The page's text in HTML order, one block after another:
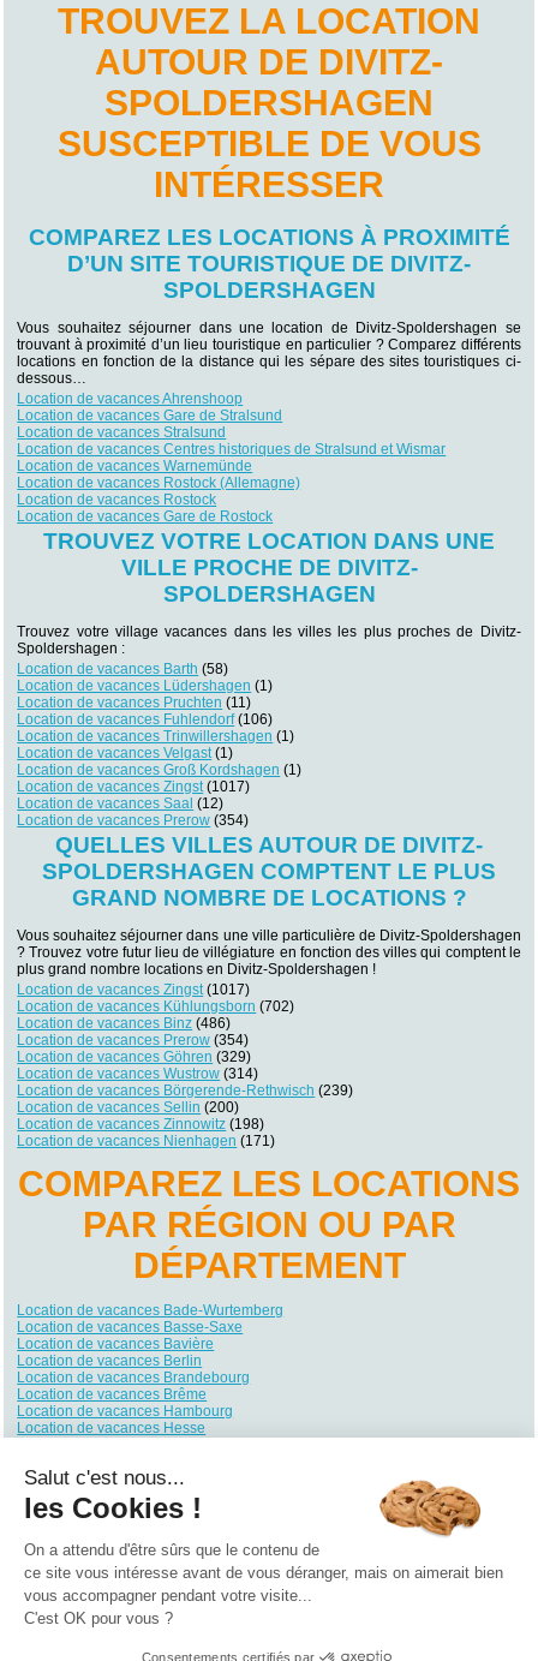
TROUVEZ LA LOCATION
AUTOUR DE DIVITZ-
SPOLDERSHAGEN
SUSCEPTIBLE DE VOUS
INTÉRESSER
COMPAREZ LES LOCATIONS À PROXIMITÉ
D’UN SITE TOURISTIQUE DE DIVITZ-
SPOLDERSHAGEN
Vous souhaitez séjourner dans une location de Divitz-Spoldershagen se
trouvant à proximité d’un lieu touristique en particulier ? Comparez différents
locations en fonction de la distance qui les sépare des sites touristiques ci-
dessous…
Location de vacances Ahrenshoop
Location de vacances Gare de Stralsund
Location de vacances Stralsund
Location de vacances Centres historiques de Stralsund et Wismar
Location de vacances Warnemünde
Location de vacances Rostock (Allemagne)
Location de vacances Rostock
Location de vacances Gare de Rostock
TROUVEZ VOTRE LOCATION DANS UNE
VILLE PROCHE DE DIVITZ-
SPOLDERSHAGEN
Trouvez votre village vacances dans les villes les plus proches de Divitz-
Spoldershagen :
Location de vacances Barth (58)
Location de vacances Lüdershagen (1)
Location de vacances Pruchten (11)
Location de vacances Fuhlendorf(106)
Location de vacances Trinwillershagen (1)
Location de vacances Velgast(1)
Location de vacances Groß Kordshagen (1)
Location de vacances Zingst(1017)
Location de vacances Saal (12)
Location de vacances Prerow (354)
QUELLES VILLES AUTOUR DE DIVITZ-
SPOLDERSHAGEN COMPTENT LE PLUS
GRAND NOMBRE DE LOCATIONS ?
Vous souhaitez séjourner dans une ville particulière de Divitz-Spoldershagen
? Trouvez votre futur lieu de villégiature en fonction des villes qui comptent le
plus grand nombre locations en Divitz-Spoldershagen !
Location de vacances Zingst(1017)
Location de vacances Kühlungsborn (702)
Location de vacances Binz (486)
Location de vacances Prerow (354)
Location de vacances Göhren (329)
Location de vacances Wustrow (314)
Location de vacances Börgerende-Rethwisch (239)
Location de vacances Sellin (200)
Location de vacances Zinnowitz (198)
Location de vacances Nienhagen (171)
COMPAREZ LES LOCATIONS
PAR RÉGION OU PAR
DÉPARTEMENT
Location de vacances Bade-Wurtemberg
Location de vacances Basse-Saxe
Location de vacances Bavière
Location de vacances Berlin
Location de vacances Brandebourg
Location de vacances Brême
Location de vacances Hambourg
Location de vacances Hesse
Location de vacances Rhénanie-Palatinat
Location de vacances Sarre
Location de vacances Saxe
Location de vacances Schleswig-Holstein
Location de vacances Thuringe
Qui sommes nous ? |Contactez-nous
Salut c'est nous...
les Cookies !
On a attendu d'être sûrs que le contenu de
ce site vous intéresse avant de vous déranger, mais on aimerait bien
vous accompagner pendant votre visite...
C'est OK pour vous ?
Consentements certifiés par